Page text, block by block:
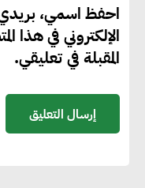
احفظ اسمي، بريدي
الإلكتروني في هذا
المقبلة في تعليقي.
2035